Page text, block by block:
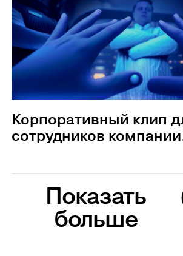
Корпоративный клип
сотрудников компании
Показать
больше